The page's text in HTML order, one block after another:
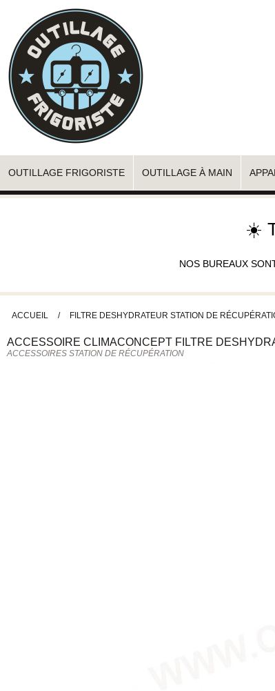
OUTILLAGE FRIGORISTE OUTILLAGE À MAIN
☀️
NOS BUREAUX
ACCUEIL / FILTRE DESHYDRATEUR STATION DE
ACCESSOIRE CLIMACONCEPT FILTRE
ACCESSOIRES STATION DE RÉCUPÉRATION